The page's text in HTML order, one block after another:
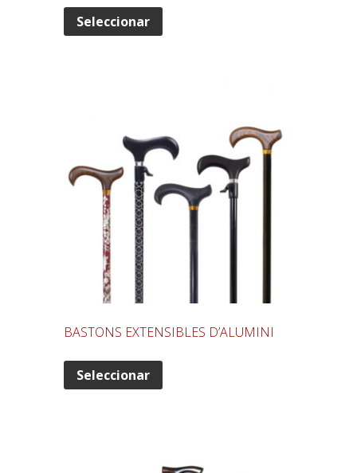
Seleccionar
BASTONS EXTENSIBLES D’ALUMINI
Seleccionar